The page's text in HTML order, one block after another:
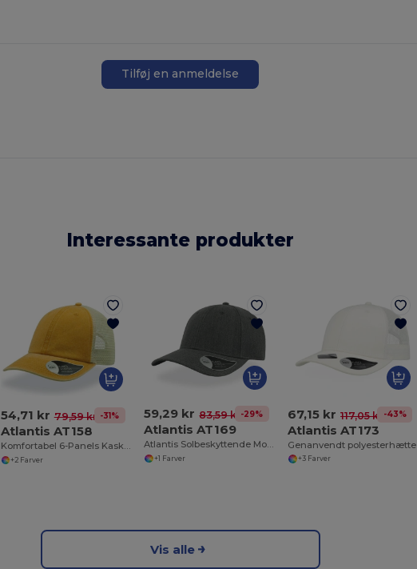
Tilføj en anmeldelse
Interessante produkter
54,71 kr 79,59 kr -31%
Atlantis AT158
Komfortabel 6-Panels Kasket med Velcro Lukning
+2 Farver
59,29 kr 83,59 kr-29%
Atlantis AT169
Atlantis Solbeskyttende Modekasket
+1 Farver
67,15 kr 117,05 kr -43%
Atlantis AT173
Genanvendt polyesterhætte
+3 Farver
Vis alle